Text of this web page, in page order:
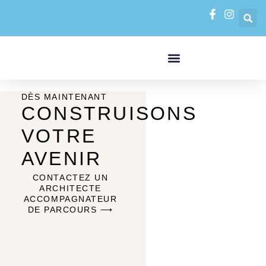
DÈS MAINTENANT
CONSTRUISONS
VOTRE
AVENIR
CONTACTEZ UN
ARCHITECTE
ACCOMPAGNATEUR
DE PARCOURS ⟶